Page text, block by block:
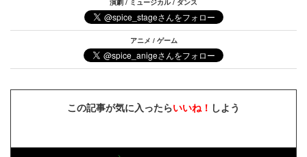
演劇 / ミュージカル / ダンス
アニメ / ゲーム
この記事が気に入ったらいいね！ しよう